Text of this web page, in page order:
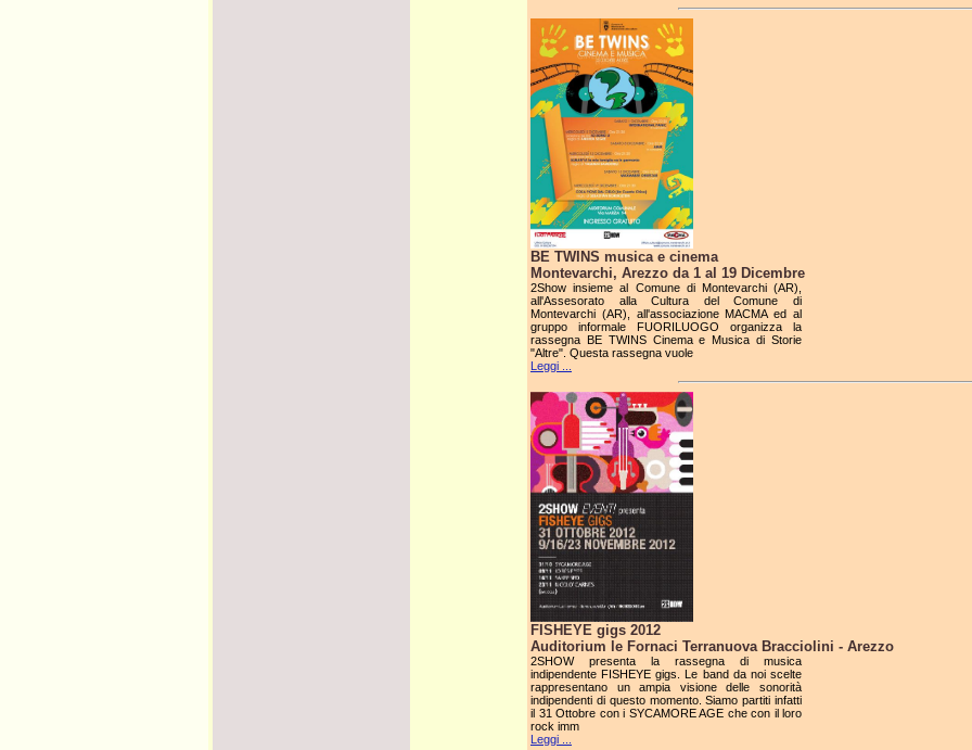
BE TWINS musica e cinema
Montevarchi, Arezzo da 1 al 19 Dicembre
2Show insieme al Comune di Montevarchi (AR),
all'Assesorato alla Cultura del Comune di
Montevarchi (AR), all'associazione MACMA ed al
gruppo informale FUORILUOGO organizza la
rassegna BE TWINS Cinema e Musica di Storie
"Altre". Questa rassegna vuole
Leggi ...
FISHEYE gigs 2012
Auditorium le Fornaci Terranuova Bracciolini - Arezzo
2SHOW presenta la rassegna di musica
indipendente FISHEYE gigs. Le band da noi scelte
rappresentano un ampia visione delle sonorità
indipendenti di questo momento. Siamo partiti infatti
il 31 Ottobre con i SYCAMORE AGE che con il loro
rock imm
Leggi ...